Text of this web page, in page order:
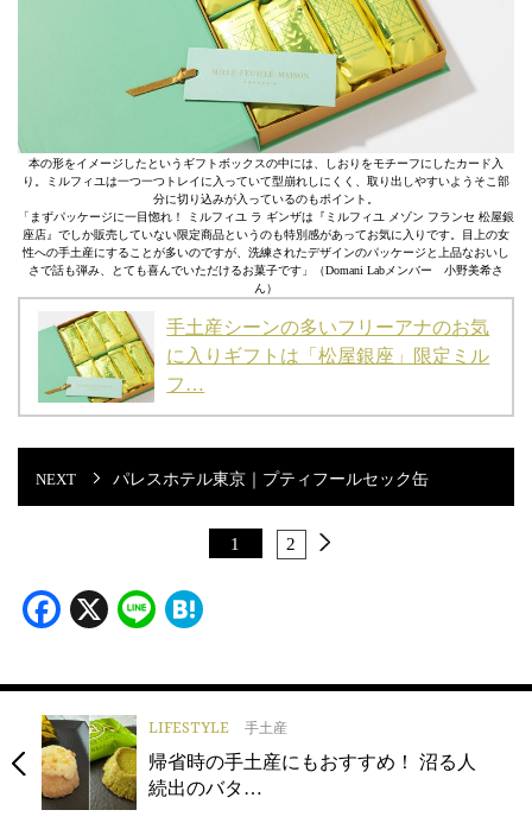
本の形をイメージしたというギフトボックスの中には、しおりをモチーフにしたカード入
り。ミルフィユは一つ一つトレイに入っていて型崩れしにくく、取り出しやすいようそこ部
分に切り込みが入っているのもポイント。
「まずパッケージに一目惚れ！ ミルフィユ ラ ギンザは『ミルフィユ メゾン フランセ 松屋銀
座店』でしか販売していない限定商品というのも特別感があってお気に入りです。目上の女
性への手土産にすることが多いのですが、洗練されたデザインのパッケージと上品なおいし
さで話も弾み、とても喜んでいただけるお菓子です」（Domani Labメンバー 小野美希さ
ん）
手土産シーンの多いフリーアナのお気
に入りギフトは「松屋銀座」限定ミル
フ…
パレスホテル東京｜プティフールセック缶
1 2
Facebook
X Line
LIFESTYLE 手土産
帰省時の手土産にもおすすめ！ 沼る人
続出のバタ…